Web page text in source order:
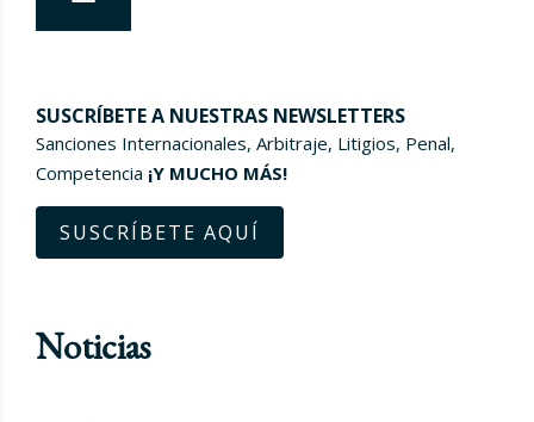
SUSCRÍBETE A NUESTRAS NEWSLETTERS
Sanciones Internacionales, Arbitraje, Litigios, Penal,
Competencia ¡Y MUCHO MÁS!
SUSCRÍBETE AQUÍ
Noticias